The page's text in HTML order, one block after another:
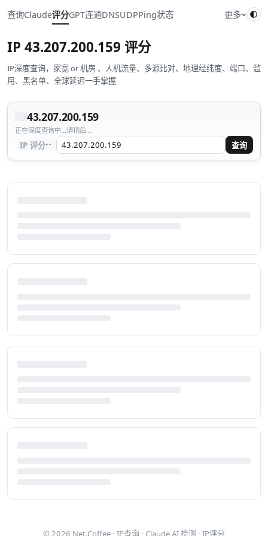
查询Claude评分GPT连通DNSUDPPing状态 更多
IP 43.207.200.159 评分
IP深度查询，家宽 or 机房 、人机流量、多源比对、地理经纬度、端口、滥
用、黑名单、全球延迟一手掌握
43.207.200.159
正在深度查询中...请稍后...
IP 评分·· 查询
© 2026 Net.Coffee · IP查询 · Claude AI 检测 · IP评分